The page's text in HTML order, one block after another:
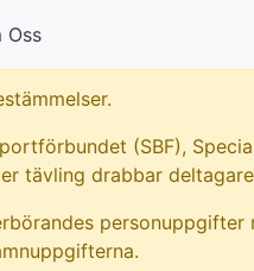
Oss
(SBF),
tävling drabbar